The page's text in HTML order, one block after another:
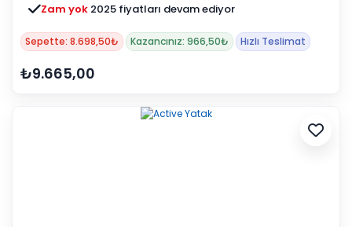
Zam yok 2025 fiyatları devam ediyor
Sepette: 8.698,50₺ Kazancınız: 966,50₺ Hızlı Teslimat
₺9.665,00